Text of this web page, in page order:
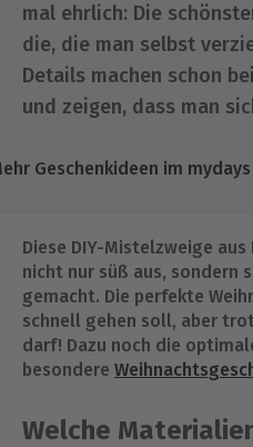
mal ehrlich: Die
die, die man selbst
Details machen schon
und zeigen, dass man
Geschenkideen im
Diese DIY-Mistelzweige
nicht nur süß aus, sondern
gemacht. Die perfekte
schnell gehen soll, aber
darf! Dazu noch die
besondere
Welche